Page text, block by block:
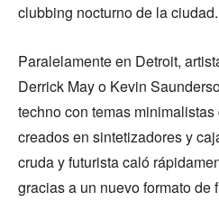
clubbing nocturno de la ciudad.
Paralelamente en Detroit,
Derrick May o Kevin
techno con temas
creados en sintetizadores y
cruda y futurista caló
gracias a un nuevo formato de